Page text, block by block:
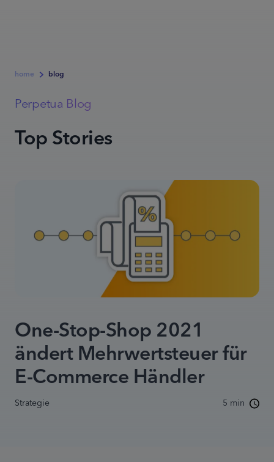
home blog
Perpetua Blog
Top Stories
One-Stop-Shop 2021
ändert Mehrwertsteuer für
E-Commerce Händler
Strategie 5 min